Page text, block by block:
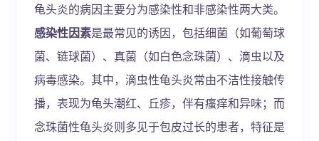
龟头炎的病因主要分为感染性和非感染性两大类。
感染性因素是最常见的诱因，包括细菌（如葡萄球
菌、链球菌）、真菌（如白色念珠菌）、滴虫以及
病毒感染。其中，滴虫性龟头炎常由不洁性接触传
播，表现为龟头潮红、丘疹，伴有瘙痒和异味；而
念珠菌性龟头炎则多见于包皮过长的患者，特征是